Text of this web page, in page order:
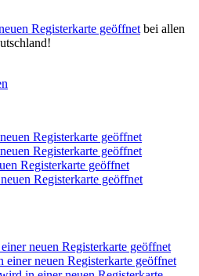
Registerkarte geöffnet bei allen
Registerkarte geöffnet
Registerkarte geöffnet
Registerkarte geöffnet
Registerkarte geöffnet
neuen Registerkarte geöffnet
einer neuen Registerkarte geöffnet